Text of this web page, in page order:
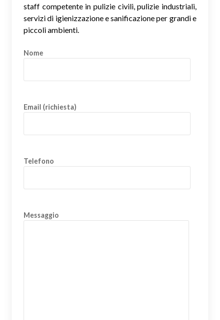
staff competente in pulizie civili, pulizie industriali,
servizi di igienizzazione e sanificazione per grandi e
piccoli ambienti.
Nome
Email (richiesta)
Telefono
Messaggio